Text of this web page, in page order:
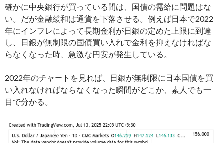
確かに中央銀行が買っている間は、国債の需給に問題はな
い。だが金融緩和は通貨を下落させる。例えば日本で2022
年にインフレによって長期金利が日銀の定めた上限に到達
し、日銀が無制限の国債買い入れで金利を抑えなければな
らなくなった時、急激な円安が発生している。
2022年のチャートを見れば、日銀が無制限に日本国債を買
い入れなければならなくなった瞬間がどこか、素人でも一
目で分かる。